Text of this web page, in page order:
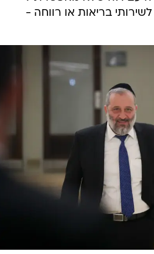
לשירותי בריאות או רווחה -